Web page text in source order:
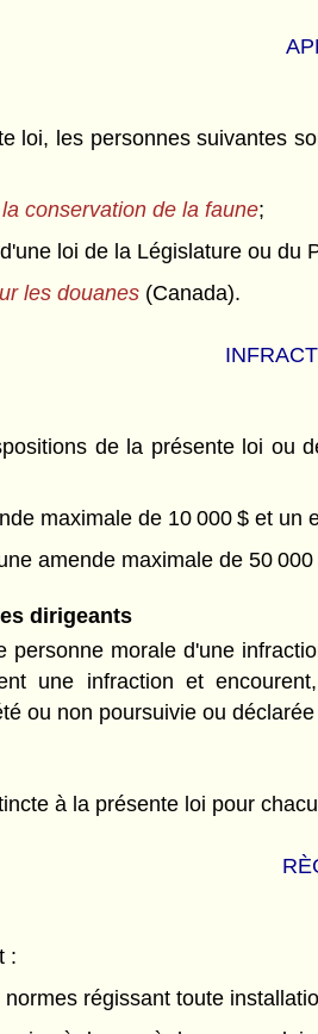
loi, les personnes suivantes
conservation de la faune;
loi de la Législature ou du
les douanes(Canada).
de la présente loi ou
maximale de 10 000 $ et
amende maximale de 50 000
dirigeants
personne morale d'une
une infraction et
ou non poursuivie ou
à la présente loi pour
:
régissant toute